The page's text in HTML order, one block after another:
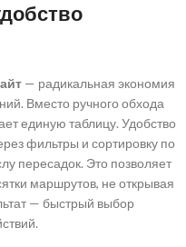
— радикальная экономия
Вместо ручного обхода
единую таблицу. Удобство
фильтры и сортировку по
пересадок. Это позволяет
маршрутов, не открывая
— быстрый выбор